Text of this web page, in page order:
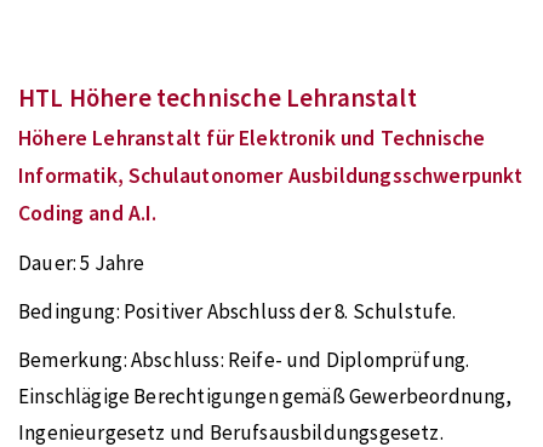
HTL Höhere technische Lehranstalt
Höhere Lehranstalt für Elektronik und Technische
Informatik, Schulautonomer Ausbildungsschwerpunkt
Coding and A.I.
Dauer:5 Jahre
Bedingung: Positiver Abschluss der 8. Schulstufe.
Bemerkung:Abschluss: Reife- und Diplomprüfung.
Einschlägige Berechtigungen gemäß Gewerbeordnung,
Ingenieurgesetz und Berufsausbildungsgesetz.